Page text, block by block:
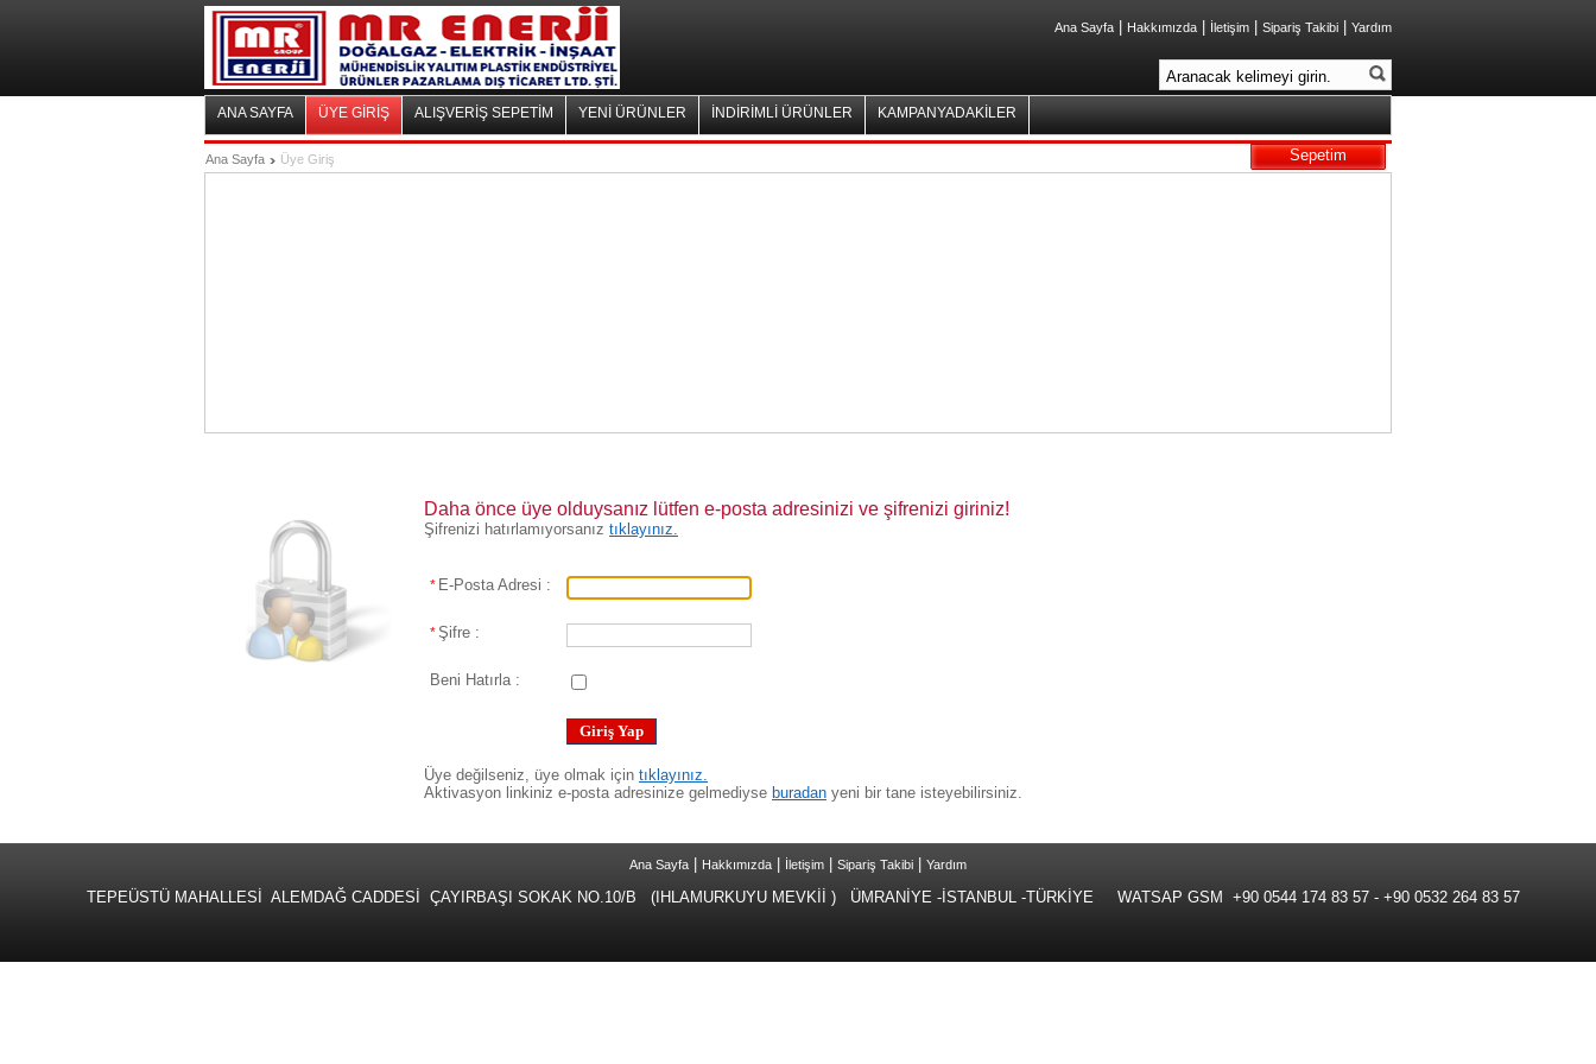
Ana Sayfa Hakkımızda İletişim Sipariş Takibi Yardım
ANA SAYFA ÜYE GİRİŞ ALIŞVERİŞ SEPETİM YENİ ÜRÜNLER İNDİRİMLİ ÜRÜNLER KAMPANYADAKİLER
Ana Sayfa Üye Giriş Sepetim
Daha önce üye olduysanız lütfen e-posta adresinizi ve şifrenizi giriniz!
Şifrenizi hatırlamıyorsanız tıklayınız.
* E-Posta Adresi :
*Şifre :
Beni Hatırla :
Üye değilseniz, üye olmak için tıklayınız.
Aktivasyon linkiniz e-posta adresinize gelmediyse buradan yeni bir tane isteyebilirsiniz.
Ana Sayfa Hakkımızda İletişim Sipariş Takibi Yardım
TEPEÜSTÜ MAHALLESİ ALEMDAĞ CADDESİ ÇAYIRBAŞI SOKAK NO.10/B (IHLAMURKUYU MEVKİİ ) ÜMRANİYE -İSTANBUL -TÜRKİYE WATSAP GSM +90 0544 174 83 57 - +90 0532 264 83 57